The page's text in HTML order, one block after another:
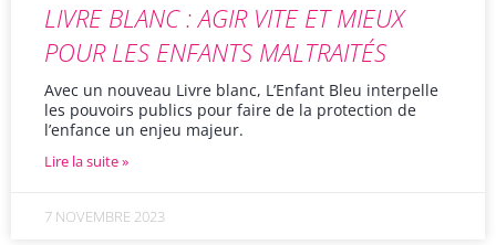
LIVRE BLANC : AGIR VITE ET MIEUX
POUR LES ENFANTS MALTRAITÉS
Avec un nouveau Livre blanc, L’Enfant Bleu interpelle
les pouvoirs publics pour faire de la protection de
l’enfance un enjeu majeur.
Lire la suite »
7 NOVEMBRE 2023